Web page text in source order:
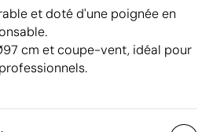
et doté d'une poignée en
cm et coupe-vent, idéal pour